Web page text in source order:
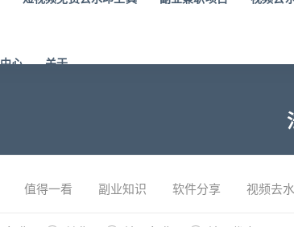
心 关于
值得一看 副业知识 软件分享 视频去